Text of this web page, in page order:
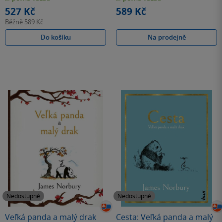
hvězdiček
527 Kč
Běžně 589 Kč
Do košíku
hvězdiček
589 Kč
Na prodejně
Nedostupné
Veľká panda a malý drak
Nedostupné
Cesta: Veľká panda a malý